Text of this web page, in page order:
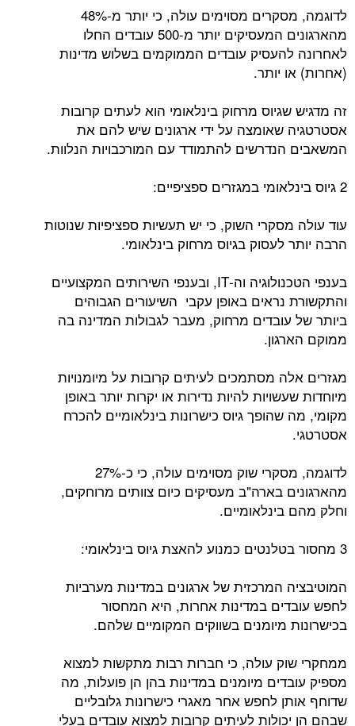
לדוגמה, מסקרים מסוימים עולה, כי יותר מ-48%
מהארגונים המעסיקים יותר מ-500 עובדים החלו
לאחרונה להעסיק עובדים הממוקמים בשלוש מדינות
(אחרות) או יותר.
זה מדגיש שגיוס מרחוק בינלאומי הוא לעתים קרובות
אסטרטגיה שאומצה על ידי ארגונים שיש להם את
המשאבים הנדרשים להתמודד עם המורכבויות הנלוות.
2 גיוס בינלאומי במגזרים ספציפיים:
עוד עולה מסקרי השוק, כי יש תעשיות ספציפיות שנוטות
הרבה יותר לעסוק בגיוס מרחוק בינלאומי.
בענפי הטכנולוגיה וה-IT, ובענפי השירותים המקצועיים
והתקשורת נראים באופן עקבי השיעורים הגבוהים
ביותר של עובדים מרחוק, מעבר לגבולות המדינה בה
ממוקם הארגון.
מגזרים אלה מסתמכים לעיתים קרובות על מיומנויות
מיוחדות שעשויות להיות נדירות או יקרות יותר באופן
מקומי, מה שהופך גיוס כישרונות בינלאומיים להכרח
אסטרטגי.
לדוגמה, מסקרי שוק מסוימים עולה, כי כ-27%
מהארגונים בארה"ב מעסיקים כיום צוותים מרוחקים,
וחלק מהם בינלאומיים.
3 מחסור בטלנטים כמנוע להאצת גיוס בינלאומי:
המוטיבציה המרכזית של ארגונים במדינות מערביות
לחפש עובדים במדינות אחרות, היא המחסור
בכישרונות מיומנים בשווקים המקומיים שלהם.
ממחקרי שוק עולה, כי חברות רבות מתקשות למצוא
מספיק עובדים מיומנים במדינות בהן הן פועלות, מה
שדוחף אותן לחפש אחר מאגרי כישרונות גלובליים
שבהם הן יכולות לעיתים קרובות למצוא עובדים בעלי